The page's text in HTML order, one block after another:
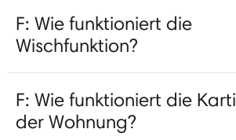
F: Wie funktioniert die
Wischfunktion?
F: Wie funktioniert die
der Wohnung?